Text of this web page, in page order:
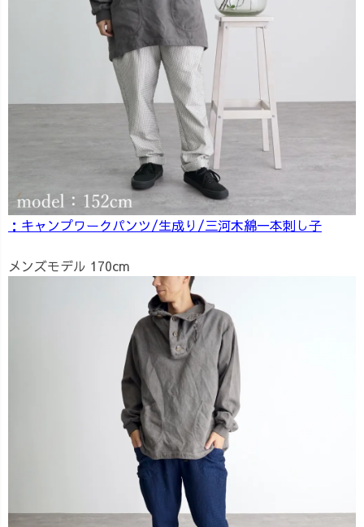
：キャンプワークパンツ/生成り/三河木綿一本刺し子
メンズモデル 170cm